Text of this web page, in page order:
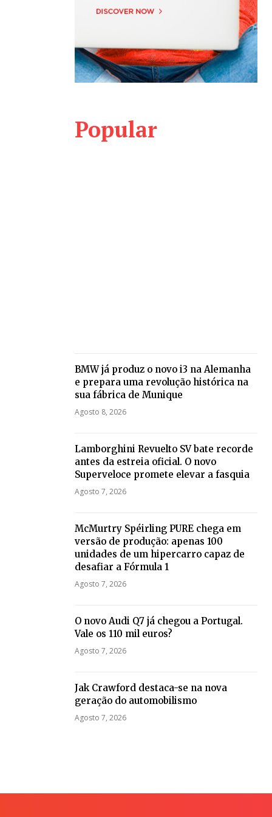
Popular
BMW já produz o novo i3 na Alemanha
e prepara uma revolução histórica na
sua fábrica de Munique
Agosto 8, 2026
Lamborghini Revuelto SV bate recorde
antes da estreia oficial. O novo
Superveloce promete elevar a fasquia
Agosto 7, 2026
McMurtry Spéirling PURE chega em
versão de produção: apenas 100
unidades de um hipercarro capaz de
desafiar a Fórmula 1
Agosto 7, 2026
O novo Audi Q7 já chegou a Portugal.
Vale os 110 mil euros?
Agosto 7, 2026
Jak Crawford destaca-se na nova
geração do automobilismo
Agosto 7, 2026